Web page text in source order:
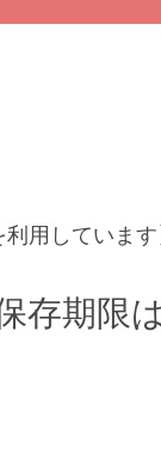
用しています
存期限